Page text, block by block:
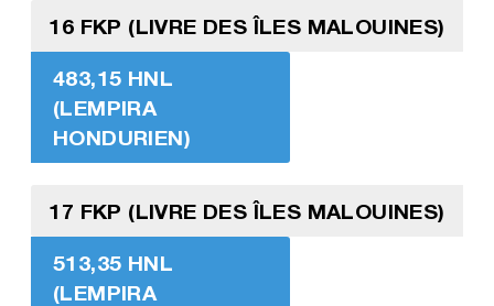
16 FKP (LIVRE DES ÎLES MALOUINES)
483,15 HNL
(LEMPIRA
HONDURIEN)
17 FKP (LIVRE DES ÎLES MALOUINES)
513,35 HNL
(LEMPIRA